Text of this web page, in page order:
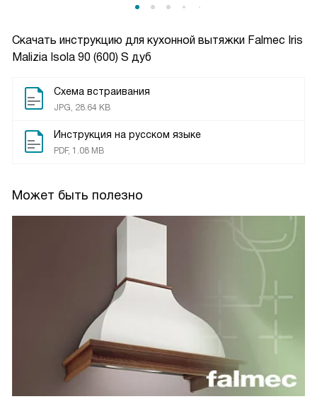
Скачать инструкцию для кухонной вытяжки Falmec Iris
Malizia Isola 90 (600) S дуб
Схема встраивания
JPG, 28.64 KB
Инструкция на русском языке
PDF, 1.08 MB
Может быть полезно